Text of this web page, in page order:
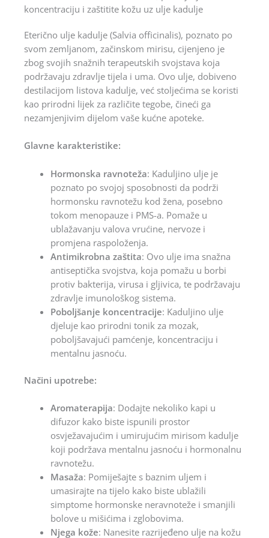
koncentraciju i zaštitite kožu uz ulje kadulje
Eterično ulje kadulje (Salvia officinalis), poznato po
svom zemljanom, začinskom mirisu, cijenjeno je
zbog svojih snažnih terapeutskih svojstava koja
podržavaju zdravlje tijela i uma. Ovo ulje, dobiveno
destilacijom listova kadulje, već stoljećima se koristi
kao prirodni lijek za različite tegobe, čineći ga
nezamjenjivim dijelom vaše kućne apoteke.
Glavne karakteristike:
Hormonska ravnoteža: Kaduljino ulje je
poznato po svojoj sposobnosti da podrži
hormonsku ravnotežu kod žena, posebno
tokom menopauze i PMS-a. Pomaže u
ublažavanju valova vrućine, nervoze i
promjena raspoloženja.
Antimikrobna zaštita: Ovo ulje ima snažna
antiseptička svojstva, koja pomažu u borbi
protiv bakterija, virusa i gljivica, te podržavaju
zdravlje imunološkog sistema.
Poboljšanje koncentracije: Kaduljino ulje
djeluje kao prirodni tonik za mozak,
poboljšavajući pamćenje, koncentraciju i
mentalnu jasnoću.
Načini upotrebe:
Aromaterapija: Dodajte nekoliko kapi u
difuzor kako biste ispunili prostor
osvježavajućim i umirujućim mirisom kadulje
koji podržava mentalnu jasnoću i hormonalnu
ravnotežu.
Masaža: Pomiješajte s baznim uljem i
umasirajte na tijelo kako biste ublažili
simptome hormonske neravnoteže i smanjili
bolove u mišićima i zglobovima.
Njega kože: Nanesite razrijeđeno ulje na kožu